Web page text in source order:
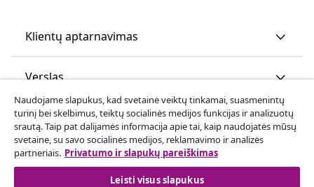
Klientų aptarnavimas
Verslas
vidaXL
Atraskite daugiau
Naudojame slapukus, kad svetainė veiktų tinkamai, suasmenintų
turinį bei skelbimus, teiktų socialinės medijos funkcijas ir analizuotų
srautą. Taip pat dalijamės informacija apie tai, kaip naudojatės mūsų
svetaine, su savo socialinės medijos, reklamavimo ir analizės
partneriais. Privatumo ir slapukų pareiškimas
Leisti visus slapukus